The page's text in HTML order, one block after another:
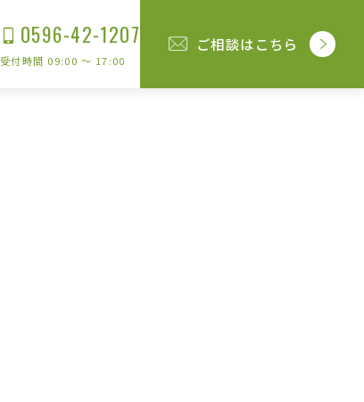
0596-42-1207
受付時間 09:00 〜 17:00
ご相談はこちら